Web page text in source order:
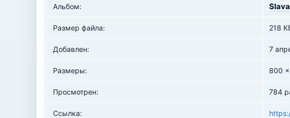
Альбом: Slava
Размер файла: 218
Добавлен: 7
Размеры: 800
Просмотрен: 784
Ссылка: